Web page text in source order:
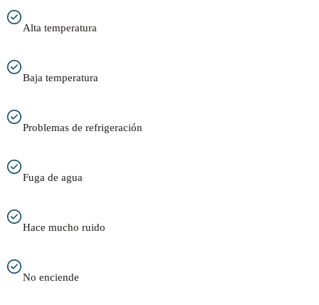
Alta temperatura
Baja temperatura
Problemas de refrigeración
Fuga de agua
Hace mucho ruido
No enciende